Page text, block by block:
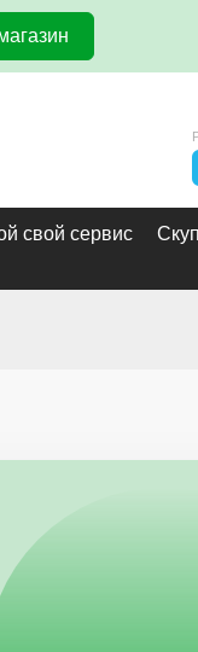
свой сервис